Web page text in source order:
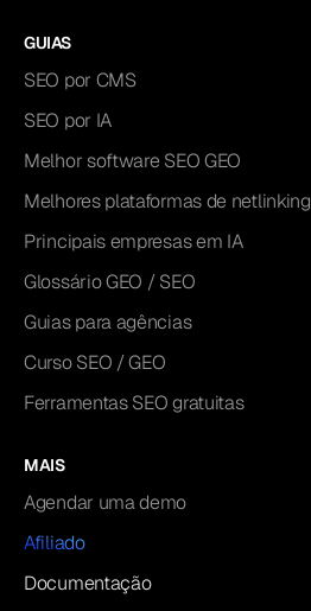
GUIAS
SEO por CMS
SEO por IA
Melhor software SEO GEO
Melhores plataformas de netlinking
Principais empresas em IA
Glossário GEO / SEO
Guias para agências
Curso SEO / GEO
Ferramentas SEO gratuitas
MAIS
Agendar uma demo
Afiliado
Documentação